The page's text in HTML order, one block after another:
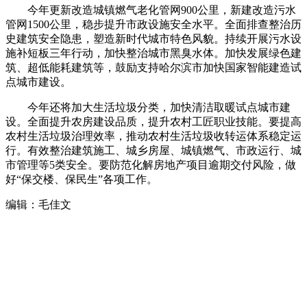
今年更新改造城镇燃气老化管网900公里，新建改造污水
管网1500公里，稳步提升市政设施安全水平。全面排查整治历
史建筑安全隐患，塑造新时代城市特色风貌。持续开展污水设
施补短板三年行动，加快整治城市黑臭水体。加快发展绿色建
筑、超低能耗建筑等，鼓励支持哈尔滨市加快国家智能建造试
点城市建设。
今年还将加大生活垃圾分类，加快清洁取暖试点城市建
设。全面提升农房建设品质，提升农村工匠职业技能。要提高
农村生活垃圾治理效率，推动农村生活垃圾收转运体系稳定运
行。有效整治建筑施工、城乡房屋、城镇燃气、市政运行、城
市管理等5类安全。要防范化解房地产项目逾期交付风险，做
好“保交楼、保民生”各项工作。
编辑：毛佳文